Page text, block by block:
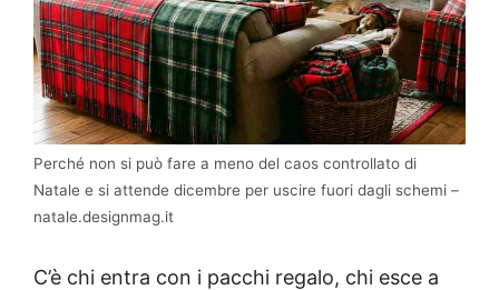
Perché non si può fare a meno del caos controllato di
Natale e si attende dicembre per uscire fuori dagli schemi –
natale.designmag.it
C’è chi entra con i pacchi regalo, chi esce a